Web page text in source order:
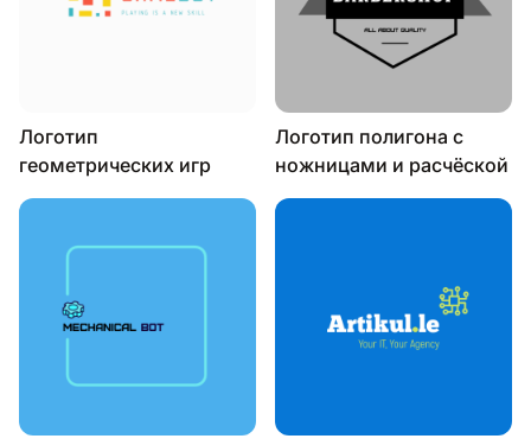
Логотип
геометрических игр
Логотип полигона с
ножницами и расчёской